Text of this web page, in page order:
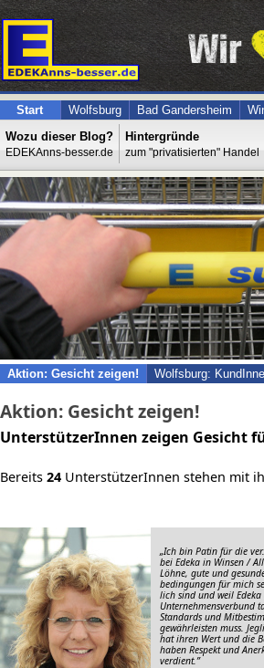
Start Wolfsburg Bad Gandersheim
Wozu dieser Blog?
EDEKAnns-besser.de
Hintergründe
zum "privatisierten" Handel
Aktion: Gesicht zeigen! Wolfsburg:
Aktion: Gesicht zeigen!
UnterstützerInnen zeigen Gesicht
Bereits 24 UnterstützerInnen stehen mit
„Ich bin Patin für die
bei Edeka in Winsen /
Löhne, gute und
bedingungen für mich
lich sind und weil Edeka
Unternehmens­verbund
Stand­ards und
gewähr­leisten muss.
hat ihren Wert und die
haben Respekt und
verdient.”